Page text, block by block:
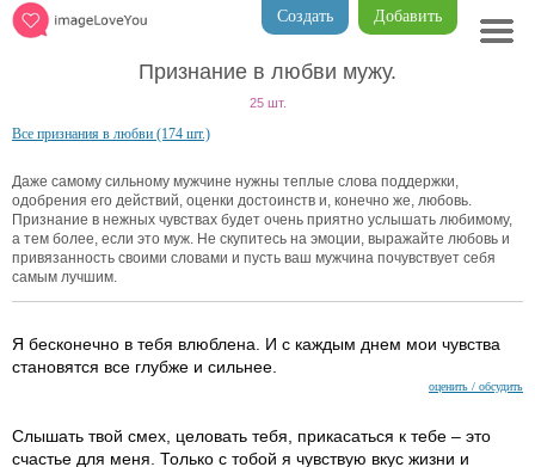
Добавить
Создать
Признание в любви мужу.
25 шт.
Все признания в любви (174 шт.)
Даже самому сильному мужчине нужны теплые слова поддержки,
одобрения его действий, оценки достоинств и, конечно же, любовь.
Признание в нежных чувствах будет очень приятно услышать любимому,
а тем более, если это муж. Не скупитесь на эмоции, выражайте любовь и
привязанность своими словами и пусть ваш мужчина почувствует себя
самым лучшим.
Я бесконечно в тебя влюблена. И с каждым днем мои чувства
становятся все глубже и сильнее.
оценить / обсудить
Слышать твой смех, целовать тебя, прикасаться к тебе – это
счастье для меня. Только с тобой я чувствую вкус жизни и